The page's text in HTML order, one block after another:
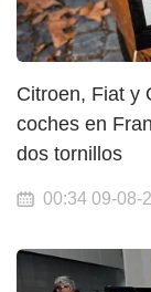
Citroen, Fiat y
coches en
dos tornillos
00:34 09-08-